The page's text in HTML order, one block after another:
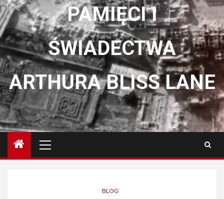
PAMIĘCI I
ŚWIADECTWA
ARTHURA BLISS LANE
główne
BLOG